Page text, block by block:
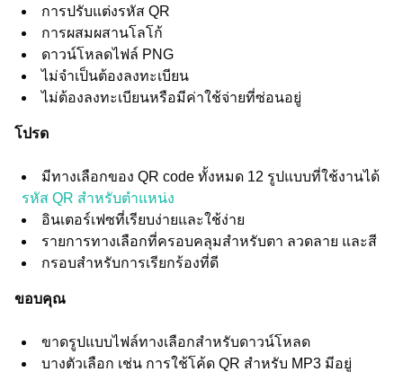
การปรับแต่งรหัส QR
การผสมผสานโลโก้
ดาวน์โหลดไฟล์ PNG
ไม่จำเป็นต้องลงทะเบียน
ไม่ต้องลงทะเบียนหรือมีค่าใช้จ่ายที่ซ่อนอยู่
โปรด
มีทางเลือกของ QR code ทั้งหมด 12 รูปแบบที่ใช้งานได้
รหัส QR สำหรับตำแหน่ง
อินเตอร์เฟซที่เรียบง่ายและใช้ง่าย
รายการทางเลือกที่ครอบคลุมสำหรับตา ลวดลาย และสี
กรอบสำหรับการเรียกร้องที่ดี
ขอบคุณ
ขาดรูปแบบไฟล์ทางเลือกสำหรับดาวน์โหลด
บางตัวเลือก เช่น การใช้โค้ด QR สำหรับ MP3 มีอยู่